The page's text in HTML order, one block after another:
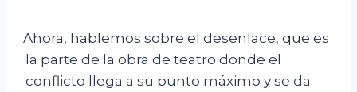
Ahora, hablemos sobre el desenlace, que es
la parte de la obra de teatro donde el
conflicto llega a su punto máximo y se da